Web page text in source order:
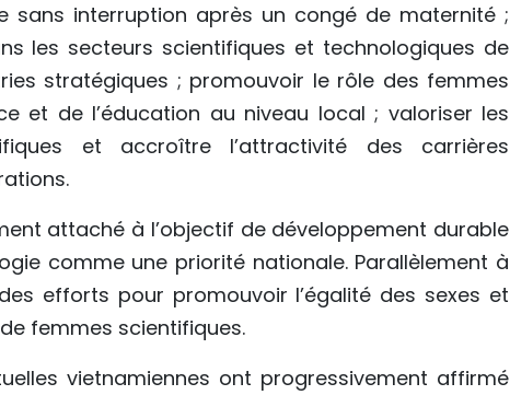
sans interruption après un congé de maternité ;
les secteurs scientifiques et technologiques de
stratégiques ; promouvoir le rôle des femmes
et de l’éducation au niveau local ; valoriser les
et accroître l’attractivité des carrières
attaché à l’objectif de développement durable
comme une priorité nationale. Parallèlement à
efforts pour promouvoir l’égalité des sexes et
femmes scientifiques.
vietnamiennes ont progressivement affirmé